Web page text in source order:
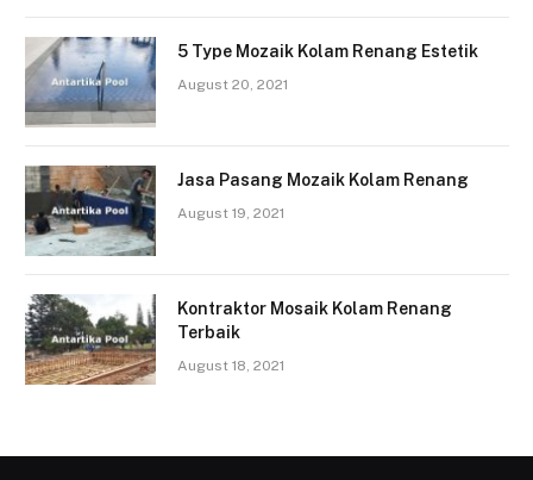
5 Type Mozaik Kolam Renang Estetik
August 20, 2021
Jasa Pasang Mozaik Kolam Renang
August 19, 2021
Kontraktor Mosaik Kolam Renang
Terbaik
August 18, 2021